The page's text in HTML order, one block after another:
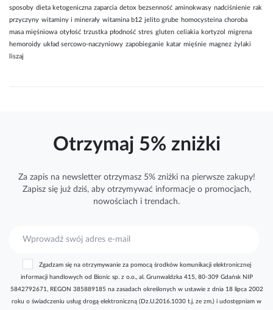
sposoby dieta ketogeniczna zaparcia detox bezsenność aminokwasy nadciśnienie rak
przyczyny witaminy i minerały witamina b12 jelito grube homocysteina choroba
masa mięśniowa otyłość trzustka płodność stres gluten celiakia kortyzol
migrena
hemoroidy układ sercowo-naczyniowy zapobieganie katar mięśnie magnez żylaki
liszaj
Otrzymaj 5% zniżki
Za zapis na newsletter otrzymasz 5% zniżki na pierwsze zakupy!
Zapisz się już dziś, aby otrzymywać informacjeo promocjach,
nowościach i trendach.
r
y
Zgadzam się na otrzymywanie za pomocą środków komunikacji elektronicznej
informacji handlowych od Bionic sp. z o.o., al. Grunwaldzka 415, 80-309 Gdańsk NIP
5842792671, REGON 385889185 na zasadach określonych w ustawie z dnia 18 lipca 2002
roku o świadczeniu usług drogą elektroniczną (Dz.U.2016.1030 t.j. ze zm.) i udostępniam w